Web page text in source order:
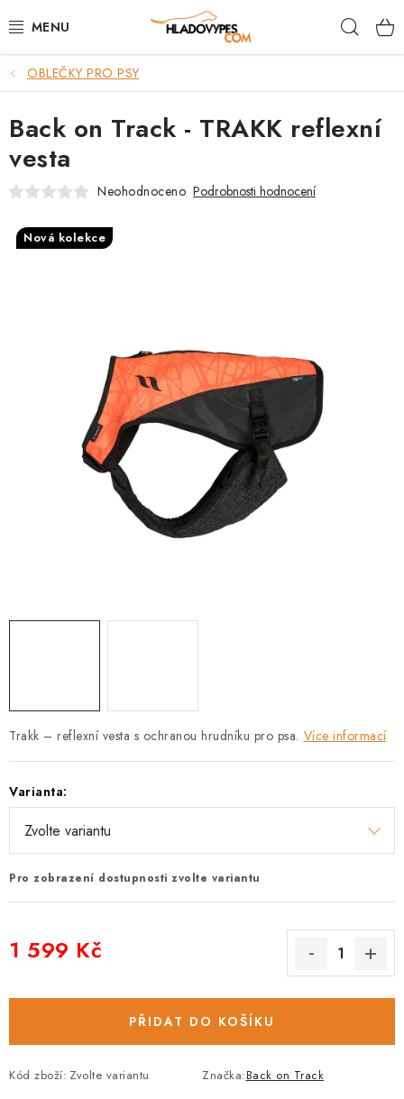
na
POTŘEBY PRO PSY
TAMI PŘEPRAVNÍ BOXY
SPORT SE PSEM
Výměna, vrácení a reklamace
FAQ
OBLEČKY PRO PSY
Trakk – reflexní vesta s ochranou hrudníku pro psa. Více informací
Varianta:
Pro zobrazení dostupnosti zvolte variantu
1 599 Kč
PŘIDAT DO KOŠÍKU
Kód zboží: Zvolte variantu Značka:Back on Track
Back on Track - TRAKK reflexní
vesta
Neohodnoceno Podrobnosti hodnocení
Nová kolekce